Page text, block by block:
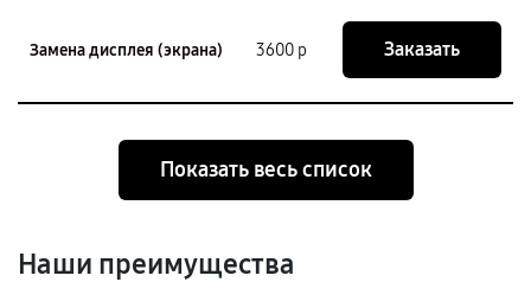
Замена дисплея (экрана) 3600 р Заказать
Показать весь список
Наши преимущества